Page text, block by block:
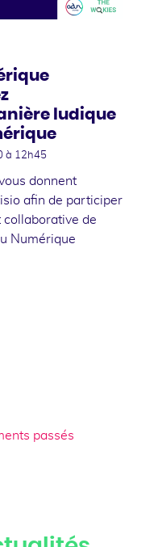
ludique
à 12h45
donnent
afin de participer
collaborative de
Numérique
passés